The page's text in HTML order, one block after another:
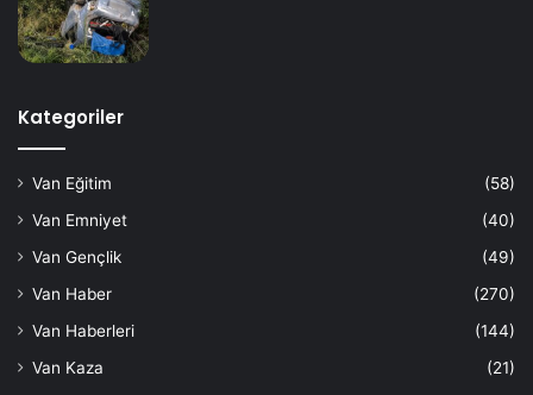
Kategoriler
Van Eğitim
(58)
Van Emniyet
(40)
Van Gençlik
(49)
Van Haber
(270)
Van Haberleri
(144)
Van Kaza
(21)